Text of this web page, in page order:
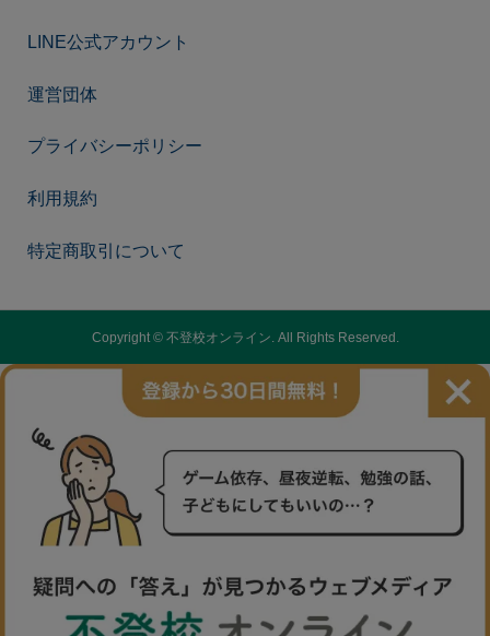
LINE公式アカウント
運営団体
プライバシーポリシー
利用規約
特定商取引について
Copyright ©不登校オンライン. All Rights Reserved.